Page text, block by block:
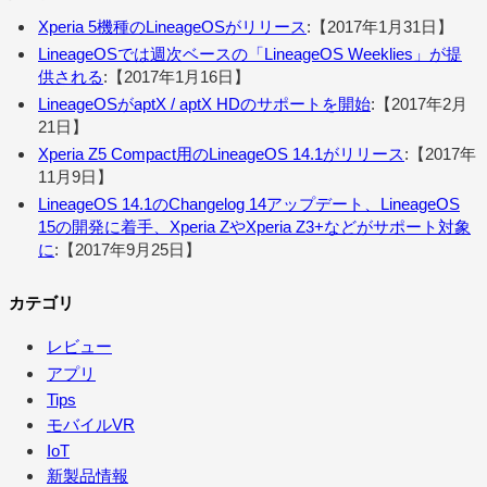
Xperia 5機種のLineageOSがリリース:【2017年1月31日】
LineageOSでは週次ベースの「LineageOS Weeklies」が提
供される:【2017年1月16日】
LineageOSがaptX / aptX HDのサポートを開始:【2017年2月
21日】
Xperia Z5 Compact用のLineageOS 14.1がリリース:【2017年
11月9日】
LineageOS 14.1のChangelog 14アップデート、LineageOS
15の開発に着手、Xperia ZやXperia Z3+などがサポート対象
に:【2017年9月25日】
カテゴリ
レビュー
アプリ
Tips
モバイルVR
IoT
新製品情報